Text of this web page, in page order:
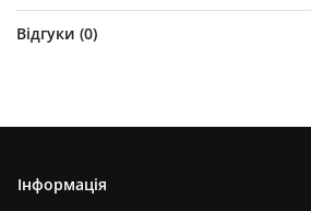
Відгуки (0)
Інформація